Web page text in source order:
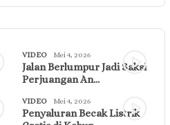
VIDEO Mei 4, 2026
Jalan Berlumpur Jadi Saksi
Perjuangan An…
VIDEO Mei 4, 2026
Penyaluran Becak Listrik